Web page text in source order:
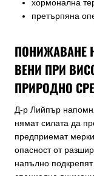
хормонална
претърпяна
ПОНИЖАВАНЕ
ВЕНИ ПРИ
ПРИРОДНО
Д-р Лийпър
нямат силата да
предприемат
опасност от
напълно